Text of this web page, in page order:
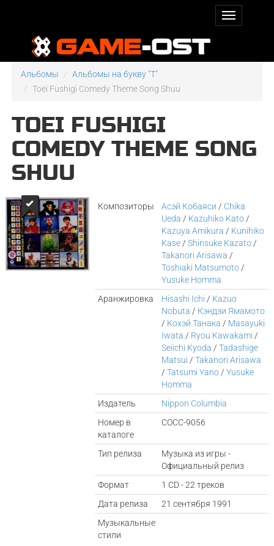
Альбомы
Альбомы на букву "T"
Toei Fushigi Comedy Theme Song Shuu
TOEI FUSHIGI
COMEDY THEME SONG
SHUU
Композиторы Асэй Кобаяси / Chika
Ueda / Kazuhiko Kato /
Kazuya Amikura / Kunihiko
Kase /Shinsuke Kazato /
Takanori Arisawa /
Toshiaki Matsumoto /
Yusuke Homma
Аранжировка
Hisashi Ichi / Kazuo
Nobuta / Кэндзи Ямамото
/ Кохэй Танака / Masayuki
Iwata / Ryou Kawakami /
Seiichi Kyoda /Tadashige
Matsui /Takanori Arisawa
/Tatsumi Yano /Yusuke
Homma
Издатель
Nippon Columbia
Номер в
каталоге
COCC-9056
Тип релиза
Музыка из игры -
Официальный релиз
Формат
1 CD - 22 треков
Дата релиза
21 сентября 1991
Музыкальные
стили